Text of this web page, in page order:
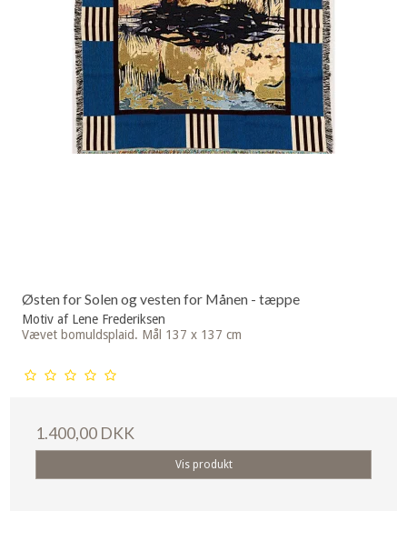
Østen for Solen og vesten for Månen - tæppe
Motiv af Lene Frederiksen
Vævet bomuldsplaid. Mål 137 x 137 cm
1.400,00 DKK
Vis produkt